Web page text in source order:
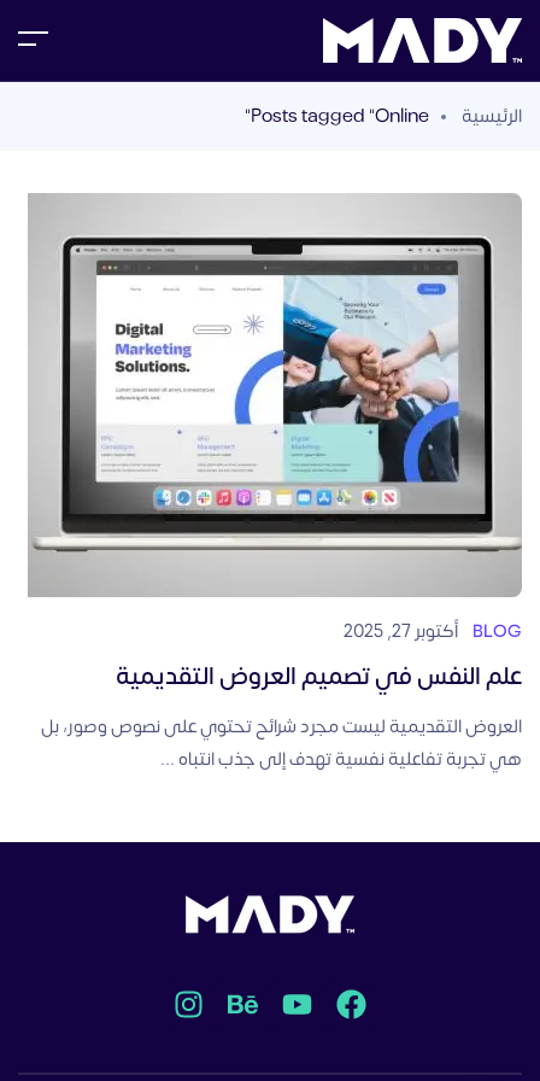
الرئيسية Posts tagged "Online"
BLOG أكتوبر 27, 2025
علم النفس في تصميم العروض التقديمية
العروض التقديمية ليست مجرد شرائح تحتوي على نصوص وصور، بل
هي تجربة تفاعلية نفسية تهدف إلى جذب انتباه ...